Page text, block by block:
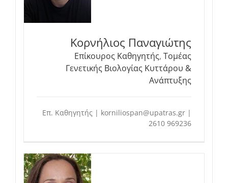
Κορνήλιος Παναγιώτης
Επίκουρος Καθηγητής, Τομέας
Γενετικής Βιολογίας Κυττάρου &
Ανάπτυξης
Επ. Καθηγητής | korniliospan@upatras.gr |
2610 969236